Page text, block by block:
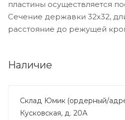
пластины осуществляется
Сечение державки 32x32,
расстояние до режущей
Наличие
Склад Юмик (ордерный/
Кусковская, д. 20А